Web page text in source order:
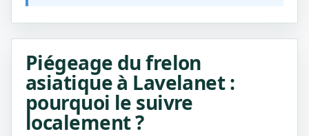
Piégeage du frelon
asiatique à Lavelanet :
pourquoi le suivre
localement ?